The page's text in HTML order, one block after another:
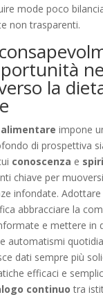
mode poco
non trasparenti.
la
impone
di prospettiva
conoscenza e
chiave per
infondate. Adottare
abbracciare la
e mettere in
automatismi
dati sempre più
efficaci e
continuo tra